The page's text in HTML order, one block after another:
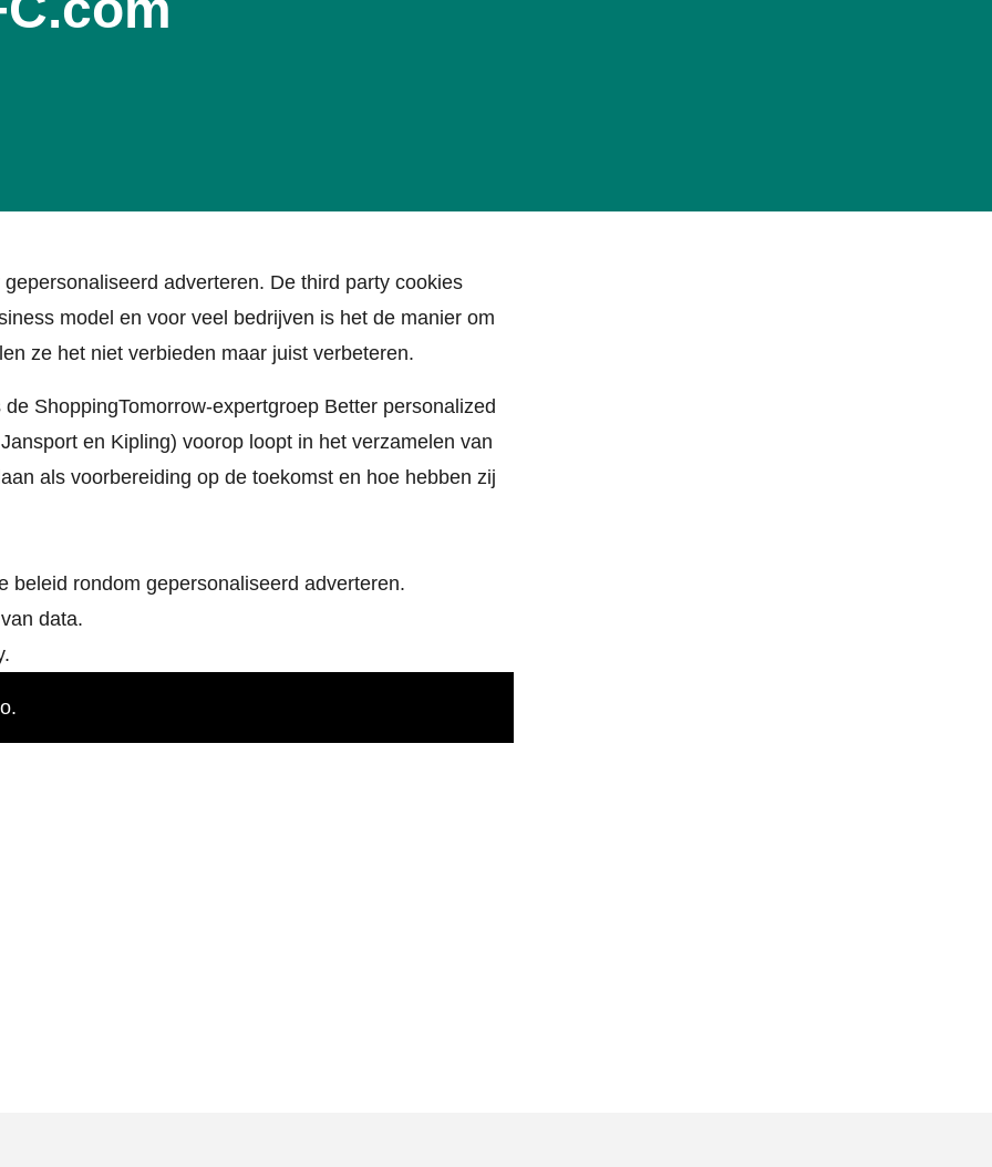
adverteren. De third party cookies
model en voor veel bedrijven is het de manier om
ze het niet verbieden maar juist verbeteren.
ShoppingTomorrow-expertgroep Better personalized
en Kipling) voorop loopt in het verzamelen van
als voorbereiding op de toekomst en hoe hebben zij
beleid rondom gepersonaliseerd adverteren.
data.